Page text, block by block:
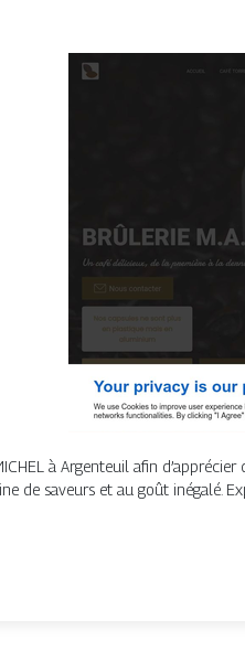
à Argenteuil afin
de saveurs et au goût inégalé.